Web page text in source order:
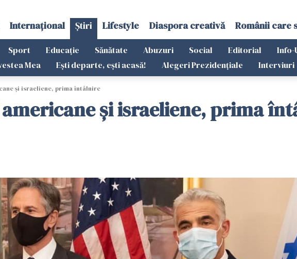
Internațional Știri Lifestyle Diaspora creativă Românii care
Sport Educație Sănătate Abuzuri Social Editorial Info-
Mea
Ești departe, ești acasă! Alegeri Prezidențiale Interviuri
și israeliene, prima întâlnire
și israeliene, prima